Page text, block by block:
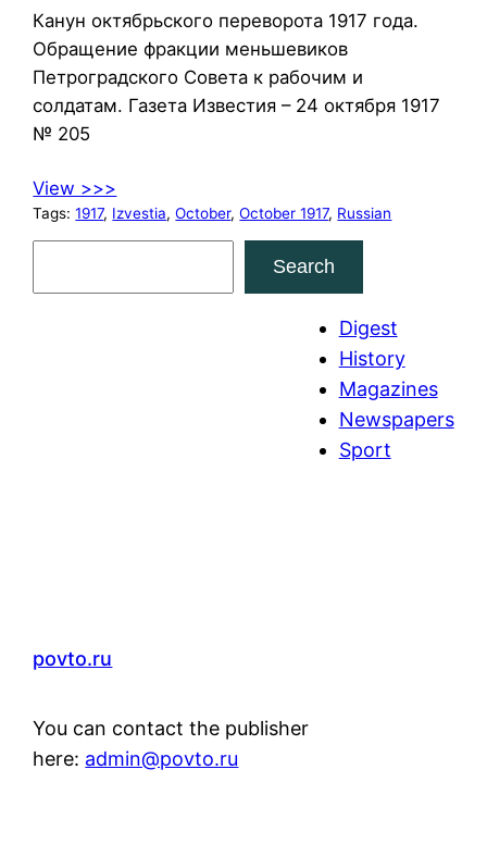
Канун октябрьского переворота 1917 года.
Обращение фракции меньшевиков
Петроградского Совета к рабочим и
солдатам. Газета Известия – 24 октября 1917
№ 205
View >>>
Tags:1917, Izvestia, October, October 1917, Russian
Search
Digest
History
Magazines
Newspapers
Sport
povto.ru
You can contact the publisher
here: admin@povto.ru